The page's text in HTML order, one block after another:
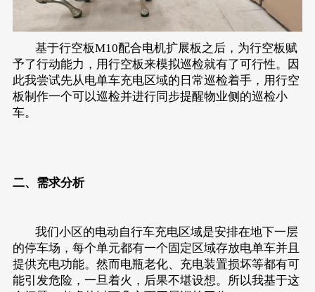
基于行空板M10配合电机扩展板之后，为行空板赋
予了行动能力，用行空板来模拟巡检就有了可行性。因
此我尝试先从电单车充电区域的日常巡检着手，用行空
板制作一个可以巡检并进行同步提醒物业侧的巡检小
车。
二、需求分析
我们小区的电动自行车充电区域是安排在地下一层
的停车场，每个单元都有一个固定区域存放电单车并且
提供充电功能。然而电瓶老化、充电装置损坏等都有可
能引发危险，一旦着火，后果不堪设想。所以我基于这